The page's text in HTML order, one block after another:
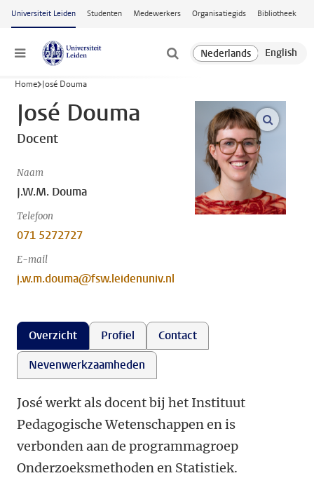
Ga naar hoofdinhoud
Universiteit Leiden Studenten Medewerkers Organisatiegids Bibliotheek
Menu
Home José Douma
José Douma
Docent
Naam
J.W.M. Douma
Telefoon
071 5272727
E-mail
j.w.m.douma@fsw.leidenuniv.nl
open
Overzicht Profiel
Contact
Nevenwerkzaamheden
José werkt als docent bij het Instituut
Pedagogische Wetenschappen en is
verbonden aan de programmagroep
Onderzoeksmethoden en Statistiek.